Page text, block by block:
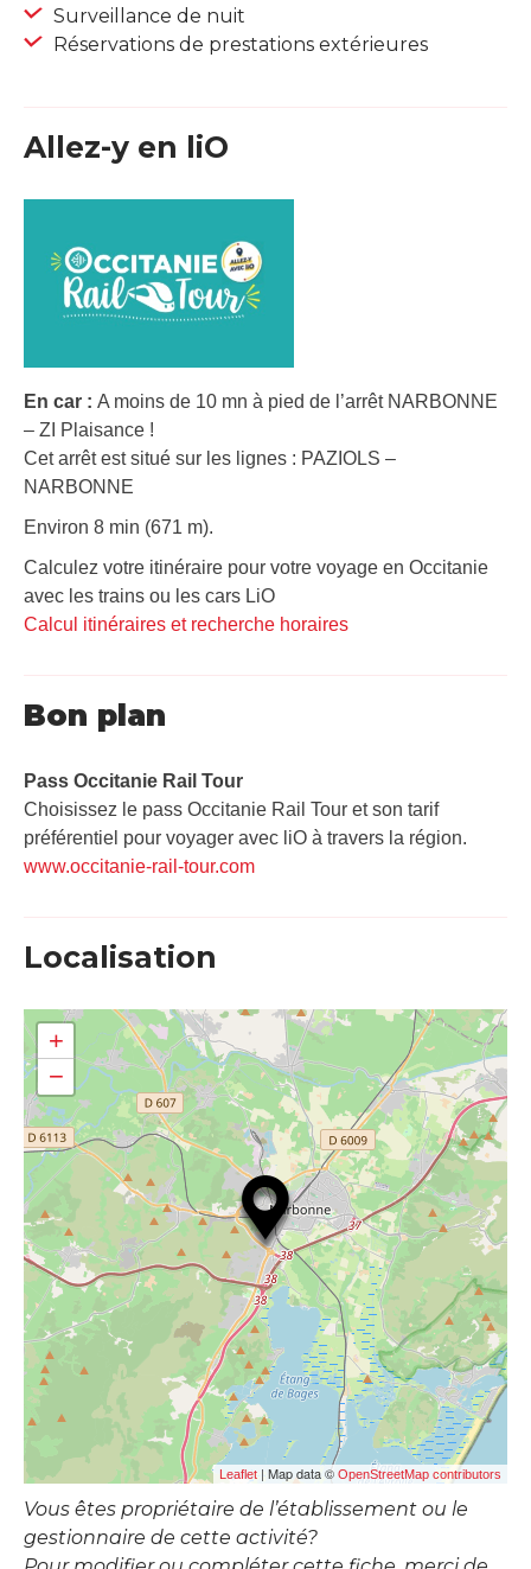
Surveillance de nuit
Réservations de prestations extérieures
Allez-y en liO
En car : A moins de 10 mn à pied de l’arrêt NARBONNE
– ZI Plaisance !
Cet arrêt est situé sur les lignes : PAZIOLS –
NARBONNE
Environ 8 min (671 m).
Calculez votre itinéraire pour votre voyage en Occitanie
avec les trains ou les cars LiO
Calcul itinéraires et recherche horaires
Bon plan
Pass Occitanie Rail Tour​
Choisissez le pass Occitanie Rail Tour et son tarif
préférentiel pour voyager avec liO à travers la région.
www.occitanie-rail-tour.com
Localisation
+
−
Leaflet| Map data © OpenStreetMap contributors
Vous êtes propriétaire de l’établissement ou le
gestionnaire de cette activité?